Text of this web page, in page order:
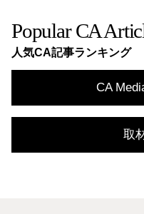
Popular CA
人気CA記事ランキング
CA
取